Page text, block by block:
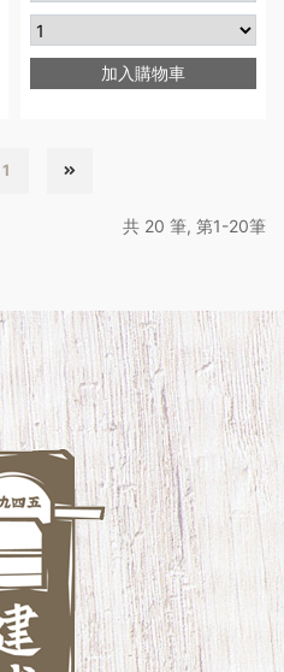
加入購物車
1
共 20 筆, 第1-20筆